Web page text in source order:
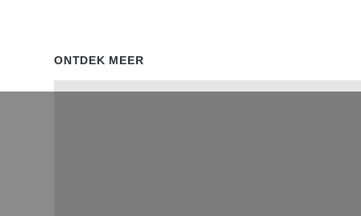
ONTDEK MEER